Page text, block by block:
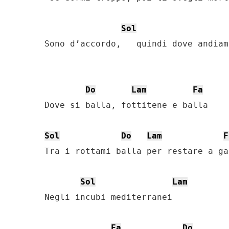
Sol
Sono d’accordo,   quindi dove
Do Lam
Fa
Dove si balla, fottitene e balla
Sol Do Lam
Tra i rottami balla per restare a
Sol
Lam
Negli incubi mediterranei